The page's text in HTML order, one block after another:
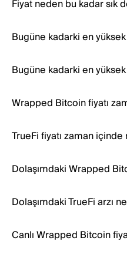
Fiyat neden bu kadar sık
Bugüne kadarki en
Bugüne kadarki en
Wrapped Bitcoin fiyatı
TrueFi fiyatı zaman
Dolaşımdaki Wrapped
Dolaşımdaki TrueFi arzı
Canlı Wrapped Bitcoin